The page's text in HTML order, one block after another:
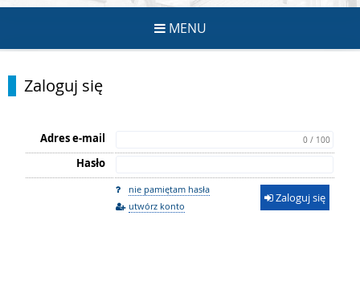
MENU
Zaloguj się
Adres e-mail 0 / 100
Hasło
nie pamiętam hasła
utwórz konto
Zaloguj się